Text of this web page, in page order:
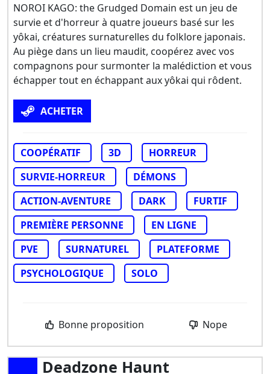
NOROI KAGO: the Grudged Domain est un jeu de
survie et d'horreur à quatre joueurs basé sur les
yôkai, créatures surnaturelles du folklore japonais.
Au piège dans un lieu maudit, coopérez avec vos
compagnons pour surmonter la malédiction et vous
échapper tout en échappant aux yôkai qui rôdent.
ACHETER
COOPÉRATIF 3D
HORREUR
SURVIE-HORREUR
DÉMONS
ACTION-AVENTURE
DARK
FURTIF
PREMIÈRE PERSONNE
EN LIGNE
PVE
SURNATUREL
PLATEFORME
PSYCHOLOGIQUE
SOLO
Bonne proposition Nope
Deadzone Haunt